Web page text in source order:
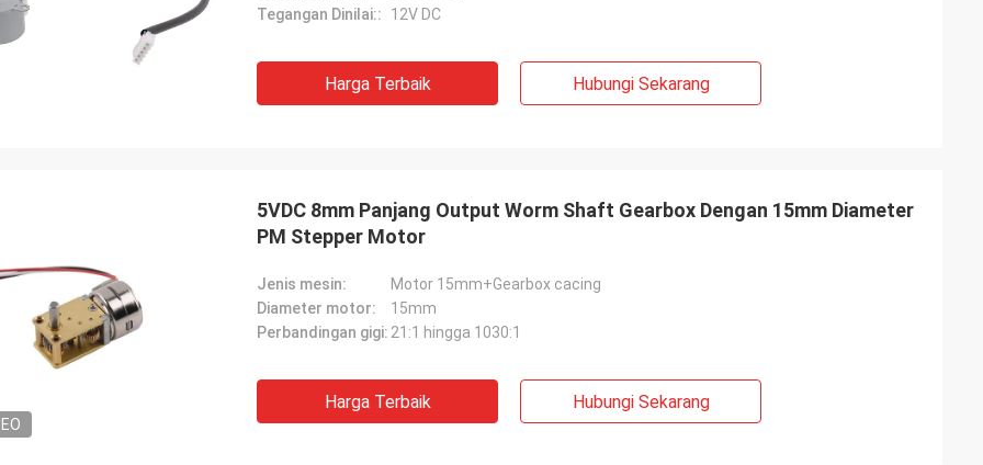
Tegangan Dinilai::
12V DC
Harga Terbaik Hubungi Sekarang
5VDC 8mm Panjang Output Worm Shaft Gearbox Dengan 15mm Diameter
PM Stepper Motor
Jenis mesin:
Motor 15mm+Gearbox cacing
Diameter motor:
15mm
Perbandingan gigi: 21:1 hingga 1030:1
Harga Terbaik Hubungi Sekarang